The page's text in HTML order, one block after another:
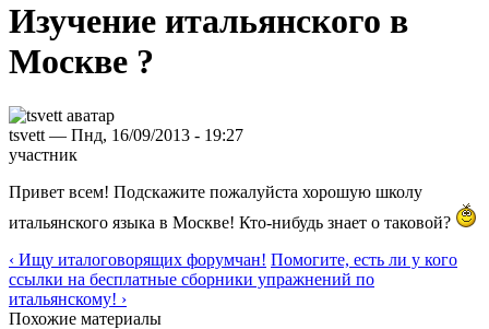
Изучение итальянского в
Москве ?
tsvett — Пнд, 16/09/2013 - 19:27
участник
Привет всем! Подскажите пожалуйста хорошую школу
итальянского языка в Москве! Кто-нибудь знает о таковой?
‹ Ищу италоговорящих форумчан! Помогите, есть ли у кого
ссылки на бесплатные сборники упражнений по
итальянскому! ›
Похожие материалы